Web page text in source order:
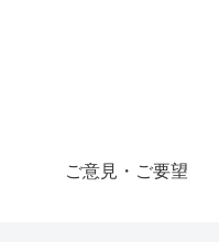
ご意見・ご要望